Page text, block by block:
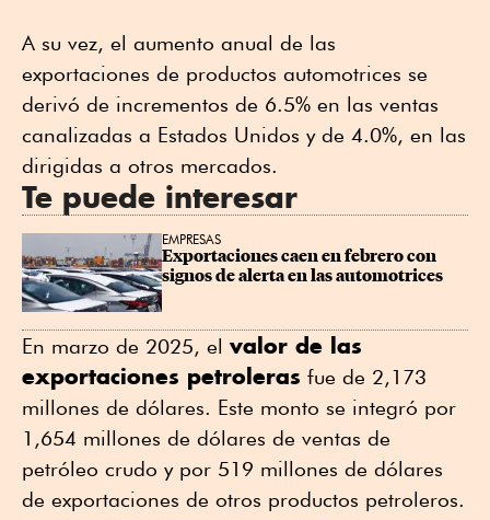
A su vez, el aumento anual de las
exportaciones de productos automotrices se
derivó de incrementos de 6.5% en las ventas
canalizadas a Estados Unidos y de 4.0%, en las
dirigidas a otros mercados.
Te puede interesar
EMPRESAS
Exportaciones caen en febrero con
signos de alerta en las automotrices
En marzo de 2025, el valor de las
exportaciones petroleras fue de 2,173
millones de dólares. Este monto se integró por
1,654 millones de dólares de ventas de
petróleo crudo y por 519 millones de dólares
de exportaciones de otros productos petroleros.